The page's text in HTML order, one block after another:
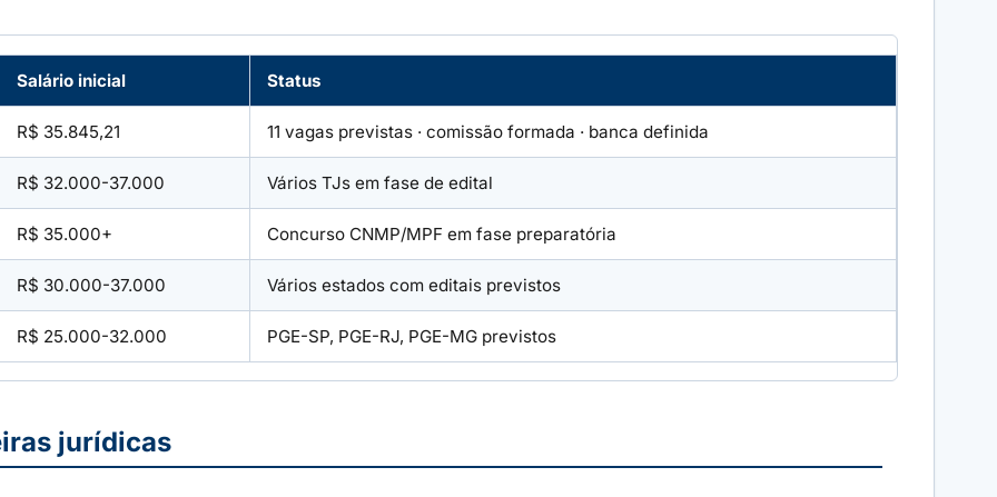
Salário inicial Status
R$ 35.845,21 11 vagas previstas · comissão formada · banca definida
R$ 32.000-37.000 Vários TJs em fase de edital
R$ 35.000+ Concurso CNMP/MPF em fase preparatória
R$ 30.000-37.000 Vários estados com editais previstos
R$ 25.000-32.000 PGE-SP, PGE-RJ, PGE-MG previstos
jurídicas